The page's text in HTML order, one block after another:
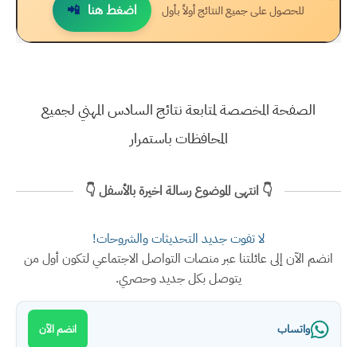
للحصول على جميع النتائج أولاً بأول اضغط هنا
الصفحة المخصصة لمتابعة نتائج السادس المهني لجميع
المحافظات باستمرار
👇 انتهى الموضوع رسالة اخيرة بالأسفل 👇
لا تفوت جديد التحديثات والشروحات!
انضم الآن إلى عائلتنا عبر منصات التواصل الاجتماعي لتكون أول من
يتوصل بكل جديد وحصري.
واتساب انضم الآن